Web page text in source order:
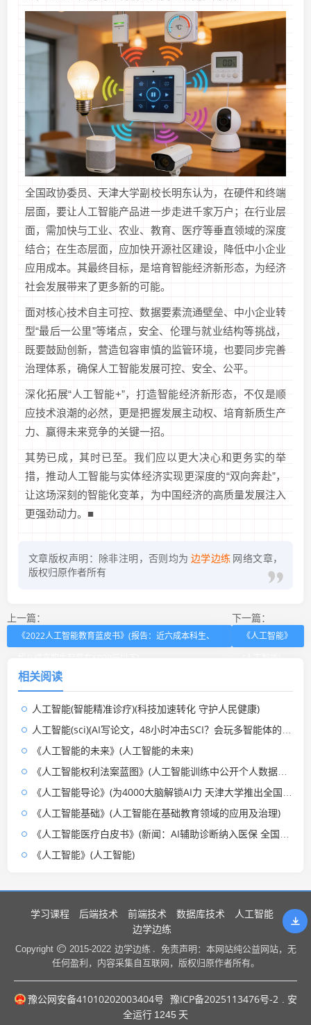
全国政协委员、天津大学副校长明东认为，在硬件和终端
层面，要让人工智能产品进一步走进千家万户；在行业层
面，需加快与工业、农业、教育、医疗等垂直领域的深度
结合；在生态层面，应加快开源社区建设，降低中小企业
应用成本。其最终目标，是培育智能经济新形态，为经济
社会发展带来了更多新的可能。
面对核心技术自主可控、数据要素流通壁垒、中小企业转
型“最后一公里”等堵点，安全、伦理与就业结构等挑战，
既要鼓励创新，营造包容审慎的监管环境，也要同步完善
治理体系，确保人工智能发展可控、安全、公平。
深化拓展“人工智能+”，打造智能经济新形态，不仅是顺
应技术浪潮的必然，更是把握发展主动权、培育新质生产
力、赢得未来竞争的关键一招。
其势已成，其时已至。我们应以更大决心和更务实的举
措，推动人工智能与实体经济实现更深度的“双向奔赴”，
让这场深刻的智能化变革，为中国经济的高质量发展注入
更强劲动力。■
文章版权声明：除非注明，否则均为 边学边练 网络文章，
版权归原作者所有
上一篇：
《2022人工智能教育蓝皮书》(报告：近六成本科生、
下一篇：
《人工智能》
相关阅读
人工智能(智能精准诊疗)(科技加速转化 守护人民健康)
人工智能(sci)(AI写论文，48小时冲击SCI？会玩多智能体的人已经率先当“老板”)
《人工智能的未来》(人工智能的未来)
《人工智能权利法案蓝图》(人工智能训练中公开个人数据处理的域外规制)
《人工智能导论》(为4000大脑解锁AI力 天津大学推出全国共享通识课程《人工智能导论》)
《人工智能基础》(人工智能在基础教育领域的应用及治理)
《人工智能医疗白皮书》(新闻：AI辅助诊断纳入医保 全国三甲医院下月起落地执行)
《人工智能》(人工智能)
学习课程 后端技术 前端技术 数据库技术
人工智能
边学边练
Copyright 2015-2022 边学边练 .
免责声明：本网站纯公益网站，无
任何盈利，内容采集自互联网，版权归原作者所有。
豫公网安备41010202003404号 豫ICP备2025113476号-2
. 安
全运行 1245 天